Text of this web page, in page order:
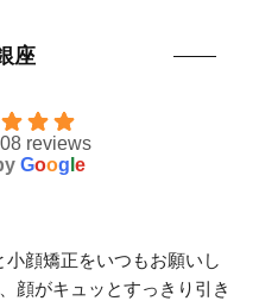
座
reviews
Goog e
小顔矯正をいつもお願いし
顔がキュッとすっきり引き